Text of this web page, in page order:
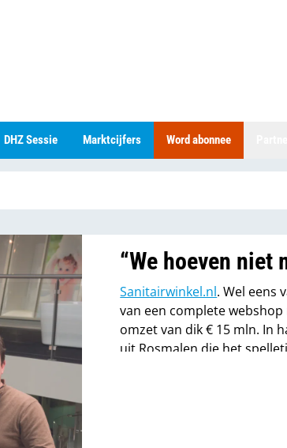
DHZ Sessie Marktcijfers Word abonnee
“We hoeven niet
Sanitairwinkel.nl. Wel eens
van een complete
omzet van dik € 15 mln. In
uit Rosmalen die het